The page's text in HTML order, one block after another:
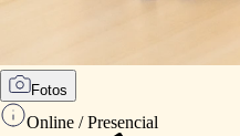
Fotos
Online / Presencial